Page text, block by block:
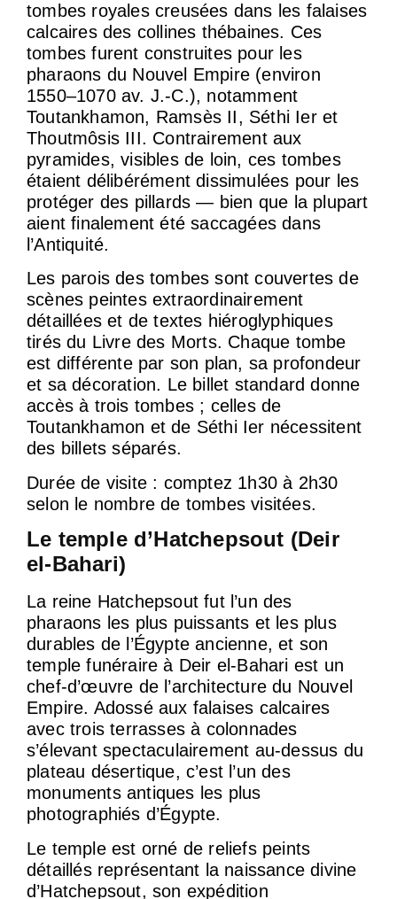
tombes royales creusées dans les falaises
calcaires des collines thébaines. Ces
tombes furent construites pour les
pharaons du Nouvel Empire (environ
1550–1070 av. J.-C.), notamment
Toutankhamon, Ramsès II, Séthi Ier et
Thoutmôsis III. Contrairement aux
pyramides, visibles de loin, ces tombes
étaient délibérément dissimulées pour les
protéger des pillards — bien que la plupart
aient finalement été saccagées dans
l’Antiquité.
Les parois des tombes sont couvertes de
scènes peintes extraordinairement
détaillées et de textes hiéroglyphiques
tirés du Livre des Morts. Chaque tombe
est différente par son plan, sa profondeur
et sa décoration. Le billet standard donne
accès à trois tombes ; celles de
Toutankhamon et de Séthi Ier nécessitent
des billets séparés.
Durée de visite : comptez 1h30 à 2h30
selon le nombre de tombes visitées.
Le temple d’Hatchepsout (Deir
el-Bahari)
La reine Hatchepsout fut l’un des
pharaons les plus puissants et les plus
durables de l’Égypte ancienne, et son
temple funéraire à Deir el-Bahari est un
chef-d’œuvre de l’architecture du Nouvel
Empire. Adossé aux falaises calcaires
avec trois terrasses à colonnades
s’élevant spectaculairement au-dessus du
plateau désertique, c’est l’un des
monuments antiques les plus
photographiés d’Égypte.
Le temple est orné de reliefs peints
détaillés représentant la naissance divine
d’Hatchepsout, son expédition